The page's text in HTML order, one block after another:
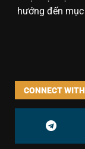
hướng đến
CONNECT